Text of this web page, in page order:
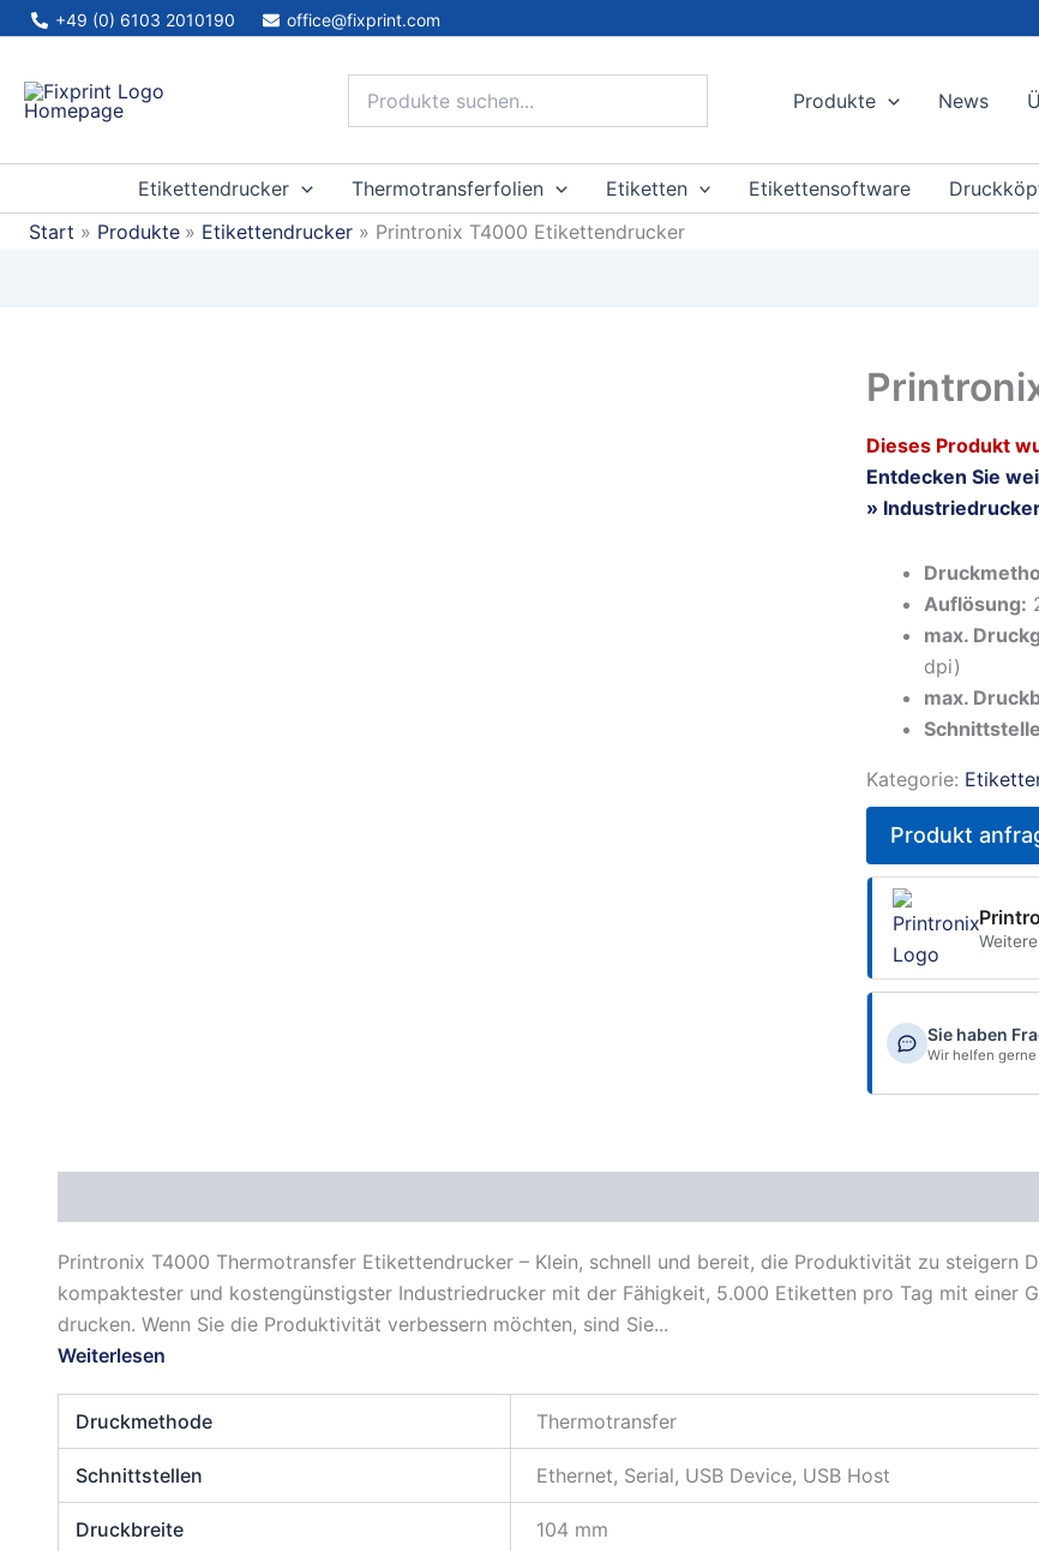
Zum
springen
+49 (0) 6103 2010190 office@fixprint.com
Produkte News
Etikettendrucker Thermotransferfolien Etiketten Etikettensoftware
Start
Produkte Etikettendrucker Printronix T4000 Etikettendrucker
Dieses Produkt
Entdecken Sie
»
Auflösung:
max.
dpi)
max.
Kategorie:
Produkt
Printronix T4000 Thermotransfer Etikettendrucker – Klein, schnell und bereit, die Produktivität zu steigern
kompaktester und kostengünstigster Industriedrucker mit der Fähigkeit, 5.000 Etiketten pro Tag mit einer
drucken. Wenn Sie die Produktivität verbessern möchten, sind Sie...
Weiterlesen
Druckmethode Thermotransfer
Schnittstellen Ethernet, Serial, USB Device, USB Host
Druckbreite 104 mm